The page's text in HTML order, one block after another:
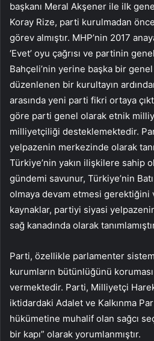
başkanı Meral Akşener ile ilk
Koray Rize, parti kurulmadan
görev almıştır. MHP’nin 2017
‘Evet’ oyu çağrısı ve partinin
Bahçeli’nin yerine başka bir
düzenlenen bir kurultayın
arasında yeni parti fikri ortaya
göre parti genel olarak etnik
milliyetçiliği desteklemektedir.
yelpazenin merkezinde olarak
Türkiye’nin yakın ilişkilere sahip
gündemi savunur, Türkiye’nin
olmaya devam etmesi gerektiğini
kaynaklar, partiyi siyasi
sağ kanadında olarak
Parti, özellikle parlamenter
kurumların bütünlüğünü
vermektedir. Parti, Milliyetçi
iktidardaki Adalet ve Kalkınma
hükümetine muhalif olan sağcı
bir kapı” olarak yorumlanmıştır.